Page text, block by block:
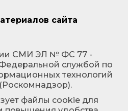
сайта
СМИ ЭЛ № ФС 77 -
службой по
технологий
файлы cookie для